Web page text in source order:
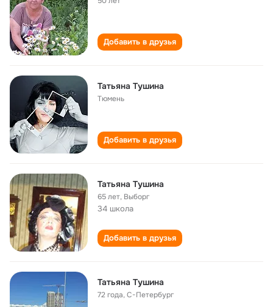
Добавить в друзья
Татьяна Тушина
Тюмень
Добавить в друзья
Татьяна Тушина
65 лет, Выборг
34 школа
Добавить в друзья
Татьяна Тушина
72 года,С-Петербург